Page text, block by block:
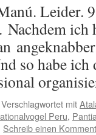
Leider.
ich
so habe ich
Verschlagwortet mit
Peru,
Schreib einen